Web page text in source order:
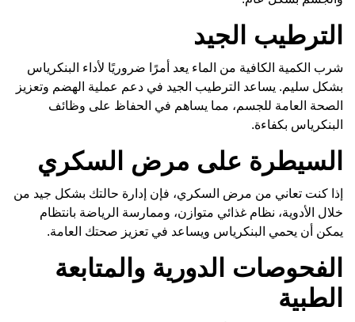
الترطيب الجيد
شرب الكمية الكافية من الماء يعد أمرًا ضروريًا لأداء البنكرياس
بشكل سليم. يساعد الترطيب الجيد في دعم عملية الهضم وتعزيز
الصحة العامة للجسم، مما يساهم في الحفاظ على وظائف
البنكرياس بكفاءة.
السيطرة على مرض السكري
إذا كنت تعاني من مرض السكري، فإن إدارة حالتك بشكل جيد من
خلال الأدوية، نظام غذائي متوازن، وممارسة الرياضة بانتظام
يمكن أن يحمي البنكرياس ويساعد في تعزيز صحتك العامة.
الفحوصات الدورية والمتابعة
الطبية